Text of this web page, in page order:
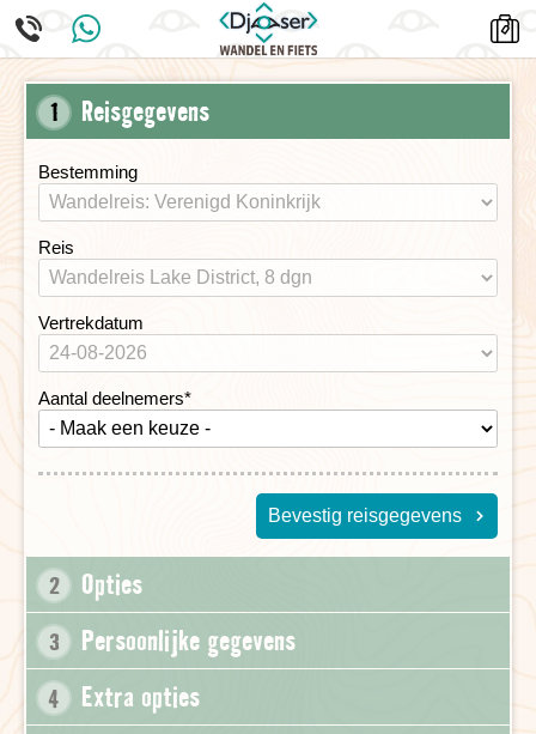
1 Reisgegevens
Bestemming
Reis
Vertrekdatum
Aantal deelnemers*
Bevestig reisgegevens
2 Opties
3 Persoonlijke gegevens
4 Extra opties